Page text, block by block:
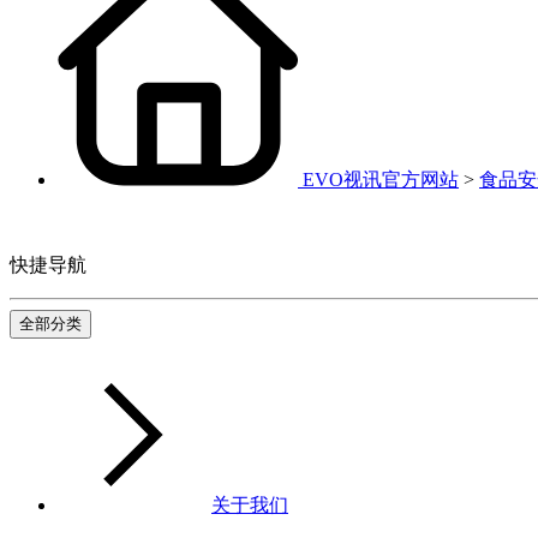
EVO视讯官方网站 > 食品
快捷导航
全部分类
关于我们